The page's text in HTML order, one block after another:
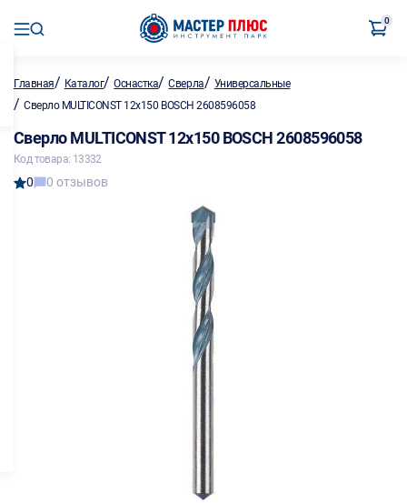
0
Главная/ Каталог/Оснастка/Сверла/ Универсальные
/ Сверло MULTICONST 12х150 BOSCH 2608596058
Сверло MULTICONST 12х150 BOSCH 2608596058
Код товара: 13332
0 0 отзывов